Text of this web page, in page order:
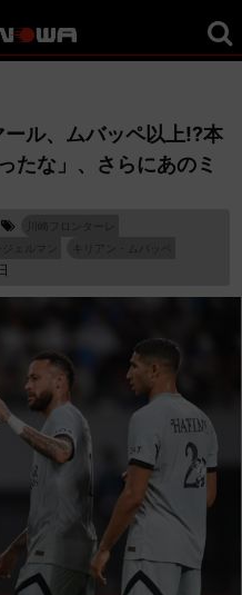
ール、ムバッペ以上!?本
たな」、さらにあのミ